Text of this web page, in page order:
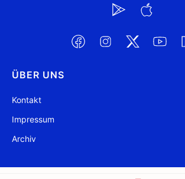
ÜBER UNS
Kontakt
Impressum
Archiv